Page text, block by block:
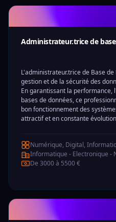
Administrateur.trice de
L'administrateur.trice de Base
gestion et de la sécurité des
En garantissant la
bases de données, ce
bon fonctionnement des
attractif et en constante
Numérique, Digital,
Informatique - Electronique -
De 3000 à 5500 €